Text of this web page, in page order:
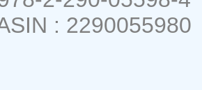
: 2290055980